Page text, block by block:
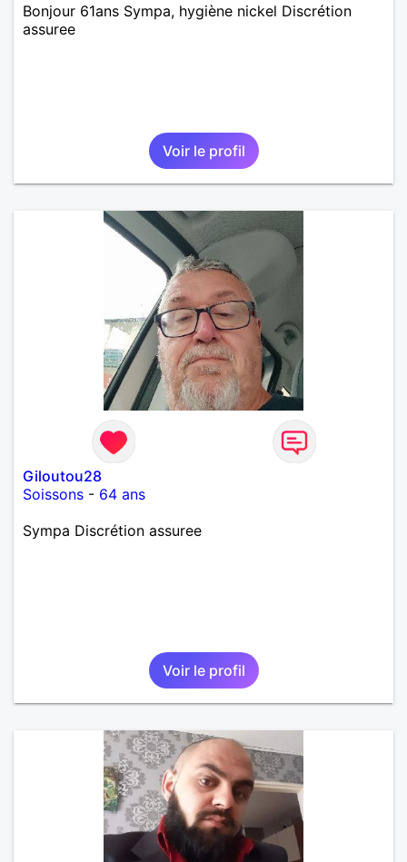
Bonjour 61ans Sympa, hygiène nickel Discrétion
assuree
Voir le profil
Giloutou28
Soissons - 64 ans
Sympa Discrétion assuree
Voir le profil